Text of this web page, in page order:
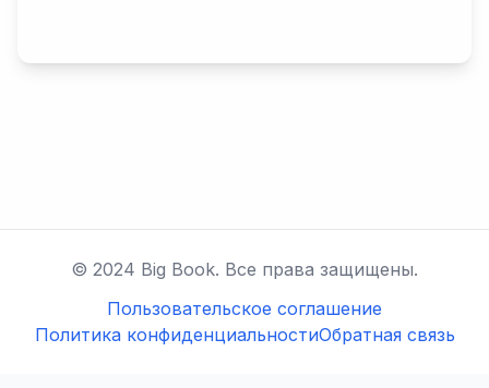
© 2024 Big Book. Все права защищены.
Пользовательское соглашение
Политика конфиденциальностиОбратная связь